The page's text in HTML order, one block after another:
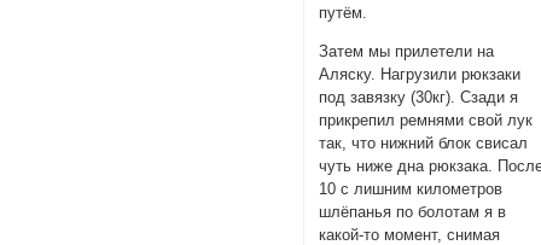
путём.
Затем мы прилетели на
Аляску. Нагрузили рюкзаки
под завязку (30кг). Сзади я
прикрепил ремнями свой лук
так, что нижний блок свисал
чуть ниже дна рюкзака.
10 с лишним километров
шлёпанья по болотам я в
какой-то момент, снимая